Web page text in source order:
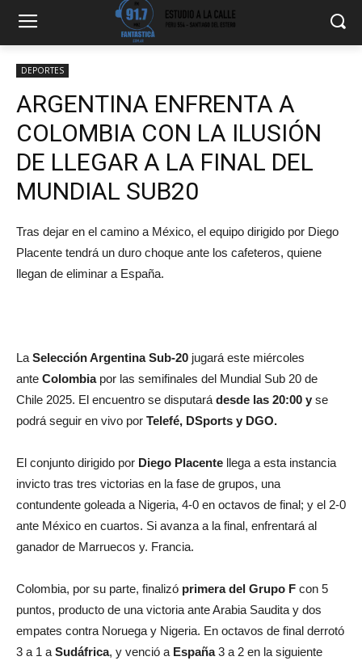
DEPORTES
ARGENTINA ENFRENTA A
COLOMBIA CON LA ILUSIÓN
DE LLEGAR A LA FINAL DEL
MUNDIAL SUB20
Tras dejar en el camino a México, el equipo dirigido por Diego
Placente tendrá un duro choque ante los cafeteros, quiene
llegan de eliminar a España.
La Selección Argentina Sub-20 jugará este miércoles
ante Colombiapor las semifinales del Mundial Sub 20 de
Chile 2025. El encuentro se disputará desde las 20:00 y se
podrá seguir en vivo por Telefé, DSports y DGO.
El conjunto dirigido por Diego Placente llega a esta instancia
invicto tras tres victorias en la fase de grupos, una
contundente goleada a Nigeria, 4-0 en octavos de final; y el 2-0
ante México en cuartos. Si avanza a la final, enfrentará al
ganador de Marruecos y. Francia.
Colombia, por su parte, finalizó primera del Grupo F con 5
puntos, producto de una victoria ante Arabia Saudita y dos
empates contra Noruega y Nigeria. En octavos de final derrotó
3 a 1 a Sudáfrica, y venció a España3 a 2 en la siguiente